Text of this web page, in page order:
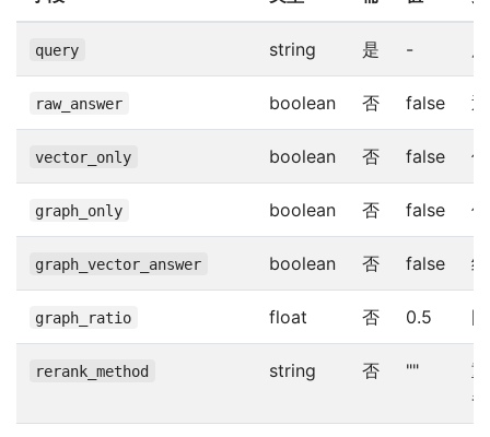
query string 是 -
raw_answer boolean 否 false
vector_only boolean 否 false
graph_only boolean 否 false
graph_vector_answer boolean 否 false
graph_ratio float 否 0.5
rerank_method string 否 ""